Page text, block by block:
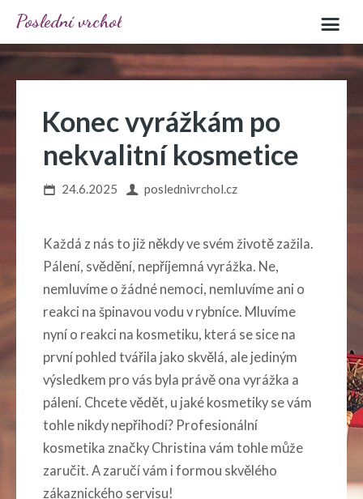
Poslední vrchol
Konec vyrážkám po
nekvalitní kosmetice
24.6.2025 poslednivrchol.cz
Každá z nás to již někdy ve svém životě zažila.
Pálení, svědění, nepříjemná vyrážka. Ne,
nemluvíme o žádné nemoci, nemluvíme ani o
reakci na špinavou vodu v rybníce. Mluvíme
nyní o reakci na kosmetiku, která se sice na
první pohled tvářila jako skvělá, ale jediným
výsledkem pro vás byla právě ona vyrážka a
pálení. Chcete vědět, u jaké kosmetiky se vám
tohle nikdy nepřihodí? Profesionální
kosmetika značky Christina vám tohle může
zaručit. A zaručí vám i formou skvělého
zákaznického servisu!